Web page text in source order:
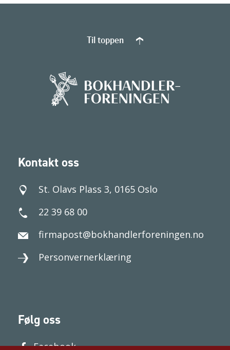
Kontakt oss
St. Olavs Plass 3, 0165 Oslo
22 39 68 00
firmapost@bokhandlerforeningen.no
Personvernerklæring
Følg oss
Facebook
Til toppen